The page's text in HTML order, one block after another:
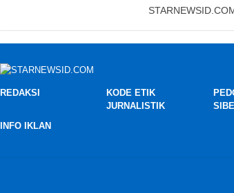
REDAKSI
KODE ETIK
JURNALISTIK
INFO IKLAN